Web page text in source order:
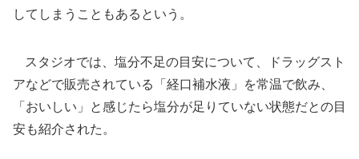
してしまうこともあるという。
スタジオでは、塩分不足の目安について、ドラッグスト
アなどで販売されている「経口補水液」を常温で飲み、
「おいしい」と感じたら塩分が足りていない状態だとの目
安も紹介された。